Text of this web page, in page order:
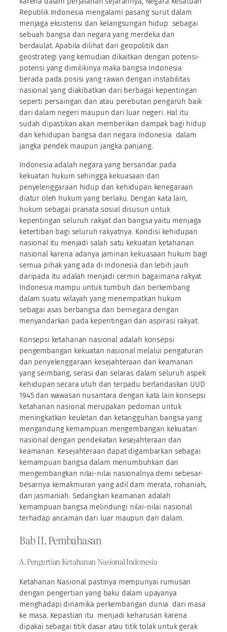
Republik Indonesia mengalami pasang surut dalam
menjaga eksistensi dan kelangsungan hidup sebagai
sebuah bangsa dan negara yang merdeka dan
berdaulat. Apabila dilihat dari geopolitik dan
geostrategi yang kemudian dikaitkan dengan potensi-
potensi yang dimilikinya maka bangsa Indonesia
berada pada posisi yang rawan dengan instabilitas
nasional yang diakibatkan dari berbagai kepentingan
seperti persaingan dan atau perebutan pengaruh baik
dari dalam negeri maupun dari luar negeri. Hal itu
sudah dipastikan akan memberikan dampak bagi hidup
dan kehidupan bangsa dan negara Indonesia dalam
jangka pendek maupun jangka panjang.
Indonesia adalah negara yang bersandar pada
kekuatan hukum sehingga kekuasaan dan
penyelenggaraan hidup dan kehidupan kenegaraan
diatur oleh hukum yang berlaku. Dengan kata lain,
hukum sebagai pranata sosial disusun untuk
kepentingan seluruh rakyat dan bangsa yaitu menjaga
ketertiban bagi seluruh rakyatnya. Kondisi kehidupan
nasional itu menjadi salah satu kekuatan ketahanan
nasional karena adanya jaminan kekuasaan hukum bagi
semua pihak yang ada di Indonesia dan lebih jauh
daripada itu adalah menjadi cermin bagaimana rakyat
Indonesia mampu untuk tumbuh dan berkembang
dalam suatu wilayah yang menempatkan hukum
sebagai asas berbangsa dan bernegara dengan
menyandarkan pada kepentingan dan aspirasi rakyat.
Konsepsi ketahanan nasional adalah konsepsi
pengembangan kekuatan nasional melalui pengaturan
dan penyelenggaraan kesejahteraan dan keamanan
yang seimbang, serasi dan selaras dalam seluruh aspek
kehidupan secara utuh dan terpadu berlandaskan UUD
1945 dan wawasan nusantara dengan kata lain konsepsi
ketahanan nasional merupakan pedoman untuk
meningkatkan keuletan dan ketangguhan bangsa yang
mengandung kemampuan mengembangan kekuatan
nasional dengan pendekatan kesejahteraan dan
keamanan. Kesejahteraan dapat digambarkan sebagai
kemampuan bangsa dalam menumbuhkan dan
mengembangkan nilai-nilai nasionalnya demi sebesar-
besarnya kemakmuran yang adil dam merata, rohaniah,
dan jasmaniah. Sedangkan keamanan adalah
kemampuan bangsa melindungi nilai-nilai nasional
terhadap ancaman dari luar maupun dari dalam.
Bab II. Pembahasan
A. Pengertian Ketahanan Nasional Indonesia
Ketahanan Nasional pastinya mempunyai rumusan
dengan pengertian yang baku dalam upayanya
menghadapi dinamika perkembangan dunia dari masa
ke masa. Kepastian itu menjadi keharusan karena
dipakai sebagai titik dasar atau titik tolak untuk gerak